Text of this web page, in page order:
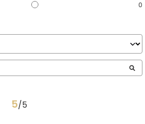
0
5/5